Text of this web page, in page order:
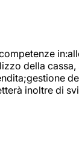
della
inoltre di